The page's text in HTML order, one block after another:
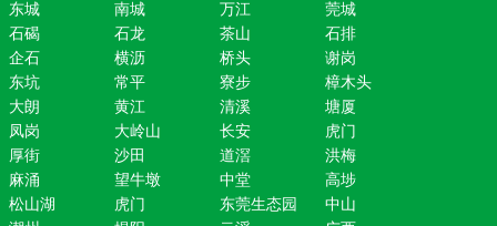
东城
南城 万江
莞城
石碣
石龙 茶山
石排
企石
横沥 桥头
谢岗
东坑
常平 寮步
樟木头
大朗
黄江 清溪
塘厦
凤岗
大岭山 长安
虎门
厚街
沙田 道滘
洪梅
麻涌
望牛墩 中堂
高埗
松山湖
虎门 东莞生态园
中山